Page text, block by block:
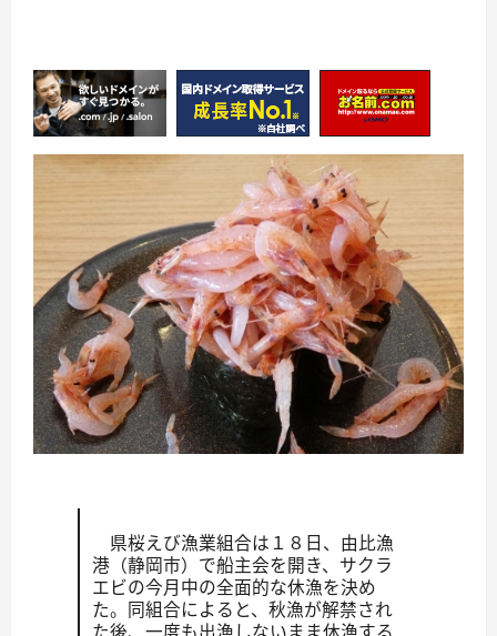
県桜えび漁業組合は１８日、由比漁
港（静岡市）で船主会を開き、サクラ
エビの今月中の全面的な休漁を決め
た。同組合によると、秋漁が解禁され
た後、一度も出漁しないまま休漁する